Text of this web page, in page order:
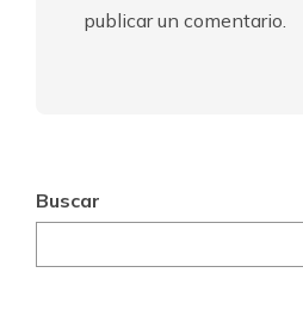
publicar un comentario.
Buscar